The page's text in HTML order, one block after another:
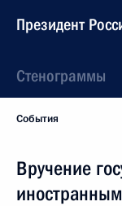
Президент
Стенограммы
События
Вручение